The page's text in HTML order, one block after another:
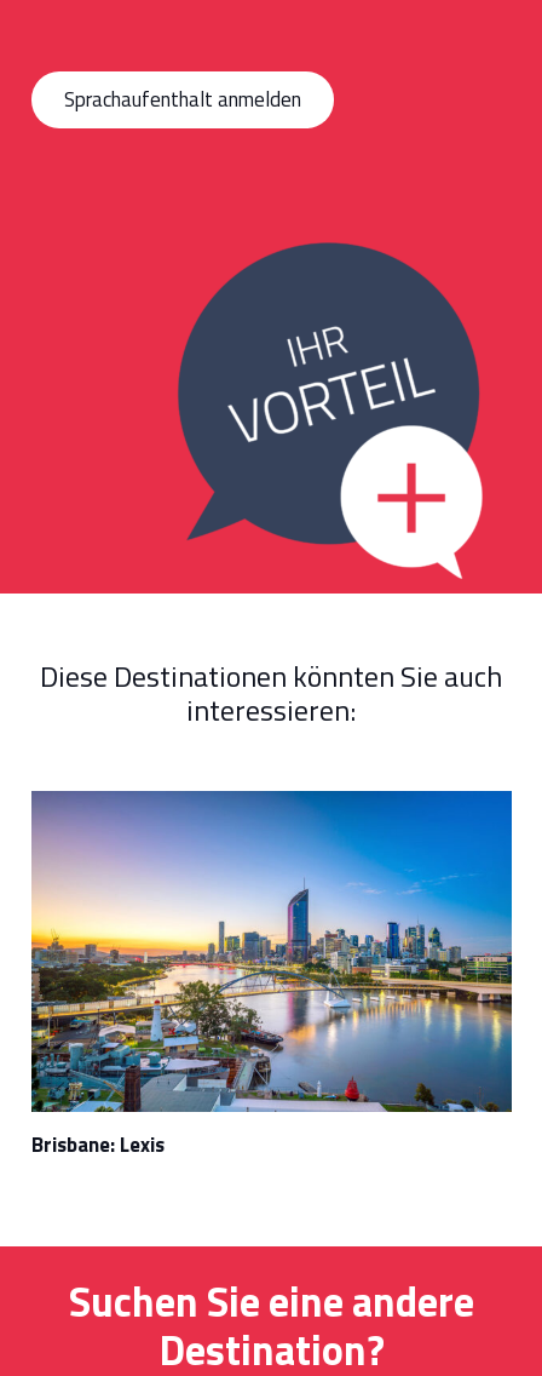
Sprachaufenthalt anmelden
Diese Destinationen könnten Sie auch
interessieren:
Brisbane: Lexis
Suchen Sie eine andere
Destination?